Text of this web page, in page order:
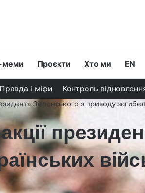
меми Проєкти Хто ми EN
і міфи Контроль
Зеленського з приводу